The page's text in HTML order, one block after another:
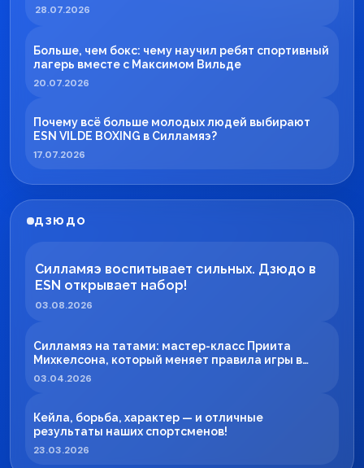
28.07.2026
Больше, чем бокс: чему научил ребят спортивный
лагерь вместе с Максимом Вильде
20.07.2026
Почему всё больше молодых людей выбирают
ESN VILDE BOXING в Силламяэ?
17.07.2026
ДЗЮДО
Силламяэ воспитывает сильных. Дзюдо в
ESN открывает набор!
03.08.2026
Силламяэ на татами: мастер-класс Приита
Михкелсона, который меняет правила игры в
регионе
03.04.2026
Кейла, борьба, характер — и отличные
результаты наших спортсменов!
23.03.2026